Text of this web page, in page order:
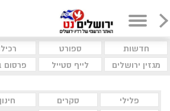
חדשות ספורט
מגזין ירושלים
לייף סטייל פרסום
פלילי סקרים